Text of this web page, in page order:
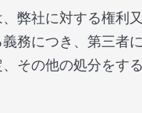
弊社に対する権利
務につき、第三者
その他の処分をす